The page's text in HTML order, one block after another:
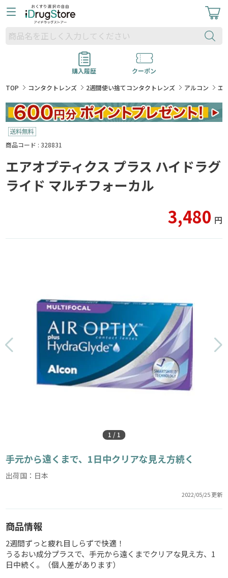
購入履歴
クーポン
TOP
コンタクトレンズ 2週間使い捨てコンタクトレンズ アルコン エ
商品コード : 328831
エアオプティクス プラス ハイドラグ
ライド マルチフォーカル
3,480 円
1 / 1
手元から遠くまで、1日中クリアな見え方続く
出荷国：日本
2022/05/25 更新
商品情報
2週間ずっと疲れ目しらずで快適！
うるおい成分プラスで、手元から遠くまでクリアな見え方、1
日中続く。（個人差があります）